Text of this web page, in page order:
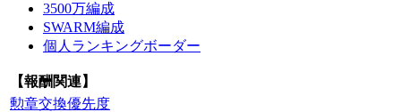
3500万編成
SWARM編成
個人ランキングボーダー
【報酬関連】
勲章交換優先度